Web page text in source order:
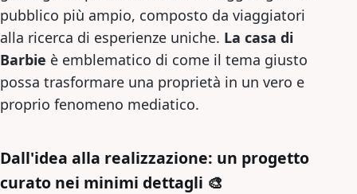
pubblico più ampio, composto da viaggiatori
alla ricerca di esperienze uniche. La casa di
Barbie è emblematico di come il tema giusto
possa trasformare una proprietà in un vero e
proprio fenomeno mediatico.
Dall'idea alla realizzazione: un progetto
curato nei minimi dettagli 🎨